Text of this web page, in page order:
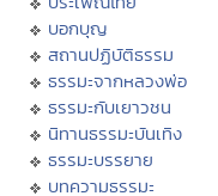
บอกบุญ
สถานปฏิบัติธรรม
ธรรมะจากหลวงพ่อ
ธรรมะกับเยาวชน
นิทานธรรมะบันเทิง
ธรรมะบรรยาย
บทความธรรมะ